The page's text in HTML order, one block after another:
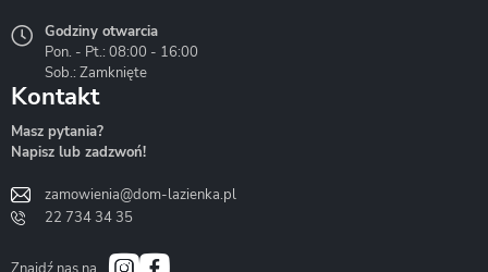
Liveno
Bath&Spa
Godziny otwarcia
Pon. - Pt.: 08:00 - 16:00
Sob.: Zamknięte
Kontakt
Masz pytania?
Napisz lub zadzwoń!
zamowienia@dom-lazienka.pl
22 734 34 35